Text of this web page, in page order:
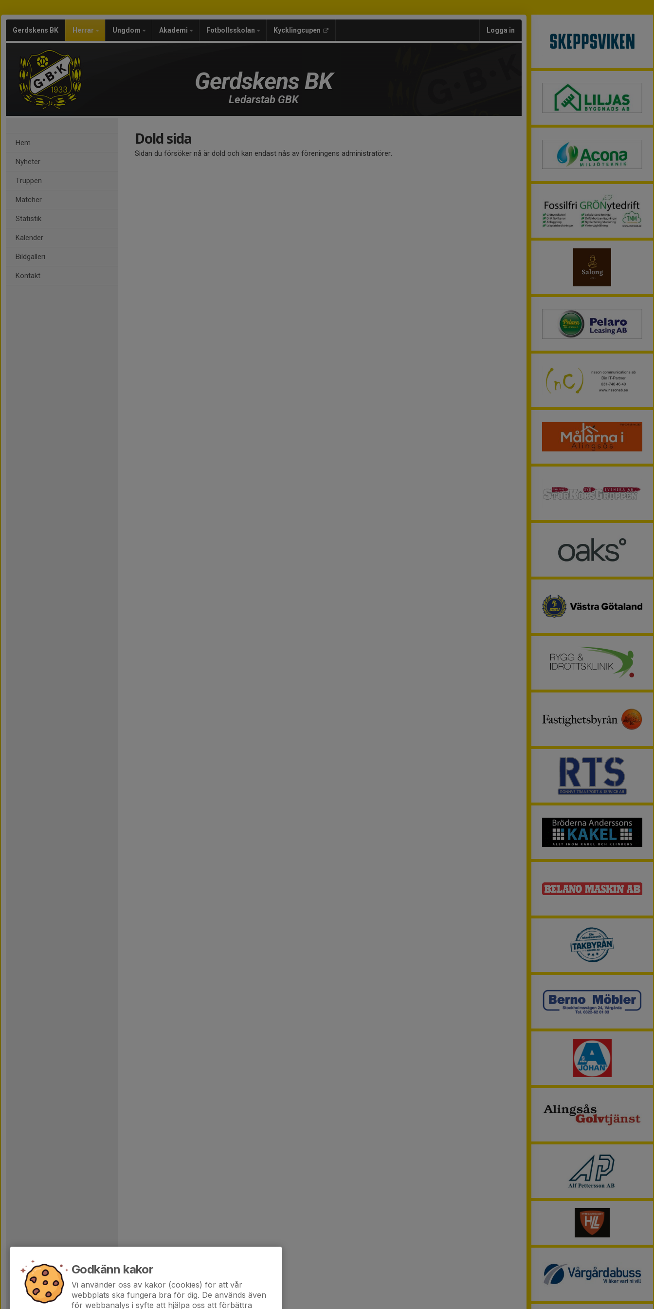
Gerdskens BK Herrar Ungdom Akademi Fotbollsskolan Kycklingcupen Logga in
Gerdskens BK
Ledarstab GBK
Hem
Nyheter
Truppen
Matcher
Statistik
Kalender
Bildgalleri
Kontakt
Dold sida
Sidan du försöker nå är dold och kan endast nås av föreningens administratörer.
Godkänn kakor
Vi använder oss av kakor (cookies) för att vår
webbplats ska fungera bra för dig. De används även
för webbanalys i syfte att hjälpa oss att förbättra